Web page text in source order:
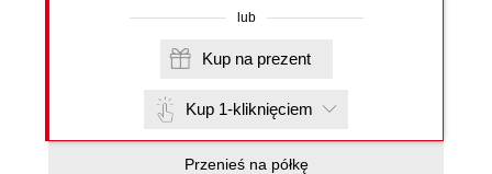
lub
Kup na prezent
Kup 1-kliknięciem
Przenieś na półkę